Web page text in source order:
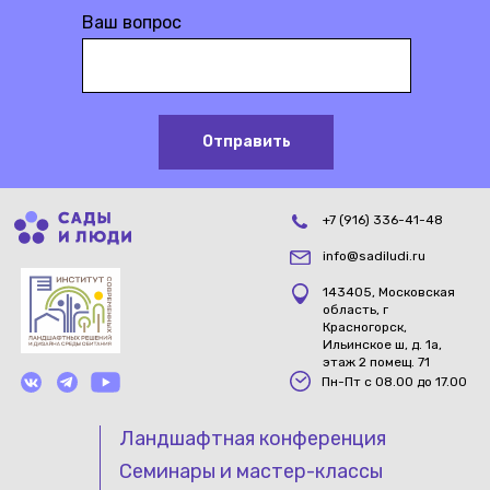
Ваш вопрос
Отправить
+7 (916) 336-41-48
info@sadiludi.ru
143405, Московская
область, г
Красногорск,
Ильинское ш, д. 1а,
этаж 2 помещ. 71
Пн-Пт с 08.00 до 17.00
Ландшафтная конференция
Семинары и мастер-классы